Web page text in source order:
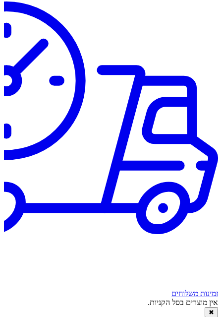
זמינות משלוחים
אין מוצרים בסל הקניות.
✖